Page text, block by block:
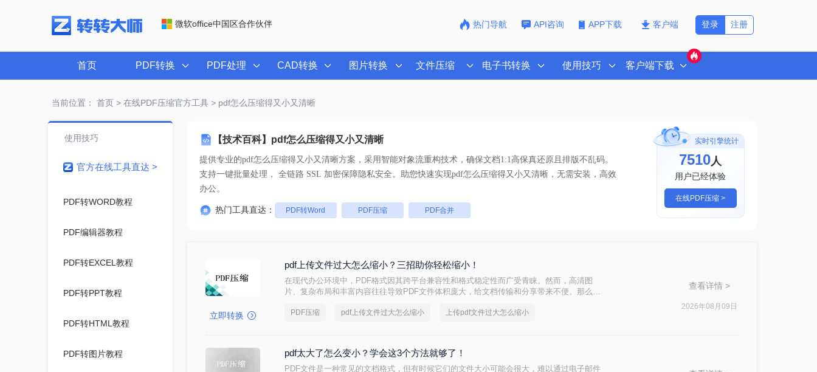
微软office中国区合作伙伴 热门导航 API咨询 APP下载 客户端 注册
登录
首页 PDF转换 PDF处理 CAD转换 图片转换 文件压缩 电子书转换 使用技巧 客户端下载
当前位置： 首页> 在线PDF压缩官方工具> pdf怎么压缩得又小又清晰
【技术百科】pdf怎么压缩得又小又清晰
提供专业的pdf怎么压缩得又小又清晰方案，采用智能对象流重构技术，确保文档1:1高保真还原且排版不乱码。
支持一键批量处理， 全链路 SSL 加密保障隐私安全。助您快速实现pdf怎么压缩得又小又清晰，无需安装，高效
办公。
热门工具直达： PDF转Word PDF压缩 PDF合并
实时引擎统计
7510人
用户已经体验
在线PDF压缩 >
使用技巧
官方在线工具直达 >
PDF转WORD教程
PDF编辑器教程
PDF转EXCEL教程
PDF转PPT教程
PDF转HTML教程
PDF转图片教程
立即转换
pdf上传文件过大怎么缩小？三招助你轻松缩小！
在现代办公环境中，PDF格式因其跨平台兼容性和格式稳定性而广受青睐。然而，高清图
片、复杂布局和丰富内容往往导致PDF文件体积庞大，给文档传输和分享带来不便。那么
PDF文件，提升文档传输效率。
PDF压缩 pdf上传文件过大怎么缩小 上传pdf文件过大怎么缩小
查看详情 >
2026年08月09日
pdf太大了怎么变小？学会这3个方法就够了！
PDF文件是一种常见的文档格式，但有时候它们的文件大小可能会很大，难以通过电子邮件